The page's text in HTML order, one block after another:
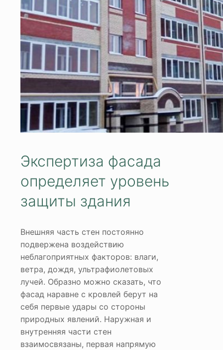
Экспертиза фасада
определяет уровень
защиты здания
Внешняя часть стен постоянно
подвержена воздействию
неблагоприятных факторов: влаги,
ветра, дождя, ультрафиолетовых
лучей. Образно можно сказать, что
фасад наравне с кровлей берут на
себя первые удары со стороны
природных явлений. Наружная и
внутренняя части стен
взаимосвязаны, первая напрямую